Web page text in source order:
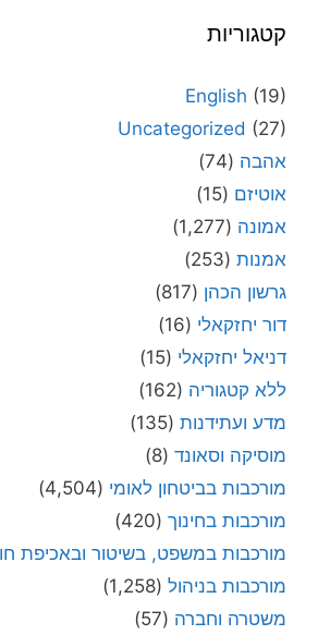
קטגוריות
English (19)
Uncategorized (27)
אהבה (74)
אוטיזם (15)
אמונה (1,277)
אמנות (253)
גרשון הכהן (817)
דור יחזקאלי (16)
דניאל יחזקאלי (15)
ללא קטגוריה (162)
מדע ועתידנות (135)
מוסיקה וסאונד (8)
מורכבות בביטחון לאומי (4,504)
מורכבות בחינוך (420)
מורכבות במשפט, בשיטור ובאכיפת
מורכבות בניהול (1,258)
משטרה וחברה (57)